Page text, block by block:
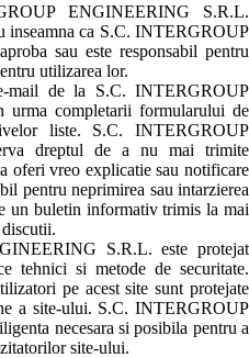
ENGINEERING S.R.L.
inseamna ca S.C. INTERGROUP
sau este responsabil pentru
utilizarea lor.
mail de la S.C. INTERGROUP
completarii formularului de
liste. S.C. INTERGROUP
dreptul de a nu mai trimite
oferi vreo explicatie sau notificare
pentru neprimirea sau intarzierea
un buletin informativ trimis la mai
S.R.L. este protejat
tehnici si metode de securitate.
pe acest site sunt protejate
a site-ului. S.C. INTERGROUP
necesara si posibila pentru a
site-ului.